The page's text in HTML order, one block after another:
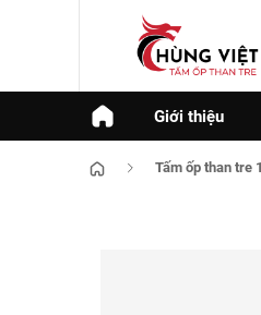
Giới thiệu
Tấm ốp than tre